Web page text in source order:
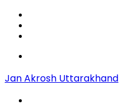
Jan Akrosh Uttarakhand